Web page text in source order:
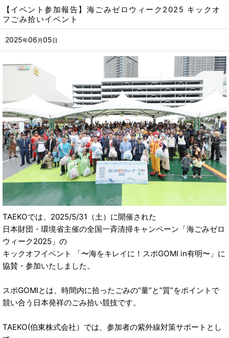
【イベント参加報告】海ごみゼロウィーク2025 キックオ
フごみ拾いイベント
2025年06 月 05 日
TAEKOでは、2025/5/31（土）に開催された
日本財団・環境省主催の全国一斉清掃キャンペーン「海ごみゼロ
ウィーク2025」の
キックオフイベント 「〜海をキレイに！スポGOMI in有明〜」に
協賛・参加いたしました。
スポGOMIとは、時間内に拾ったごみの“量”と“質”をポイントで
競い合う日本発祥のごみ拾い競技です。
TAEKO(伯東株式会社）では、参加者の紫外線対策サポートとし